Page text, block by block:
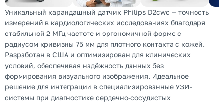
Уникальный карандашный датчик Philips D2cwc — точность
измерений в кардиологических исследованиях благодаря
стабильной 2 МГц частоте и эргономичной форме с
радиусом кривизны 75 мм для плотного контакта с кожей.
Разработан в США и оптимизирован для клинических
условий, обеспечивая надёжность данных без
формирования визуального изображения. Идеальное
решение для интеграции в специализированные УЗИ-
системы при диагностике сердечно-сосудистых